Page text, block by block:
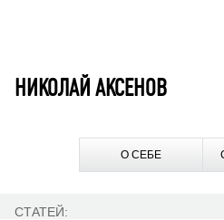
НИКОЛАЙ АКСЕНОВ
О СЕБЕ
СТАТЕЙ: